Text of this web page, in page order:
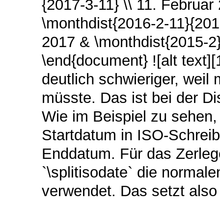
{2017-3-11} \\ 11.
\monthdist{2016-2-
2017 & \monthdist{2015-
\end{document} ![alt
deutlich schwieriger, weil
müsste. Das ist bei der
Wie im Beispiel zu
Startdatum in ISO-
Enddatum. Für das
`\splitisodate` die
verwendet. Das setzt